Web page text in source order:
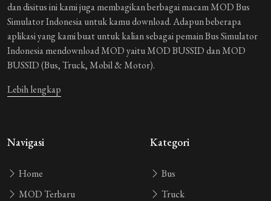
dan disitus ini kami juga membagikan berbagai macam MOD Bus
Simulator Indonesia untuk kamu download. Adapun beberapa
aplikasi yang kami buat untuk kalian sebagai pemain Bus Simulator
Indonesia mendownload MOD yaitu MOD BUSSID dan MOD
BUSSID (Bus, Truck, Mobil & Motor).
Lebih lengkap
Navigasi
Home
MOD Terbaru
Kategori
Bus
Truck